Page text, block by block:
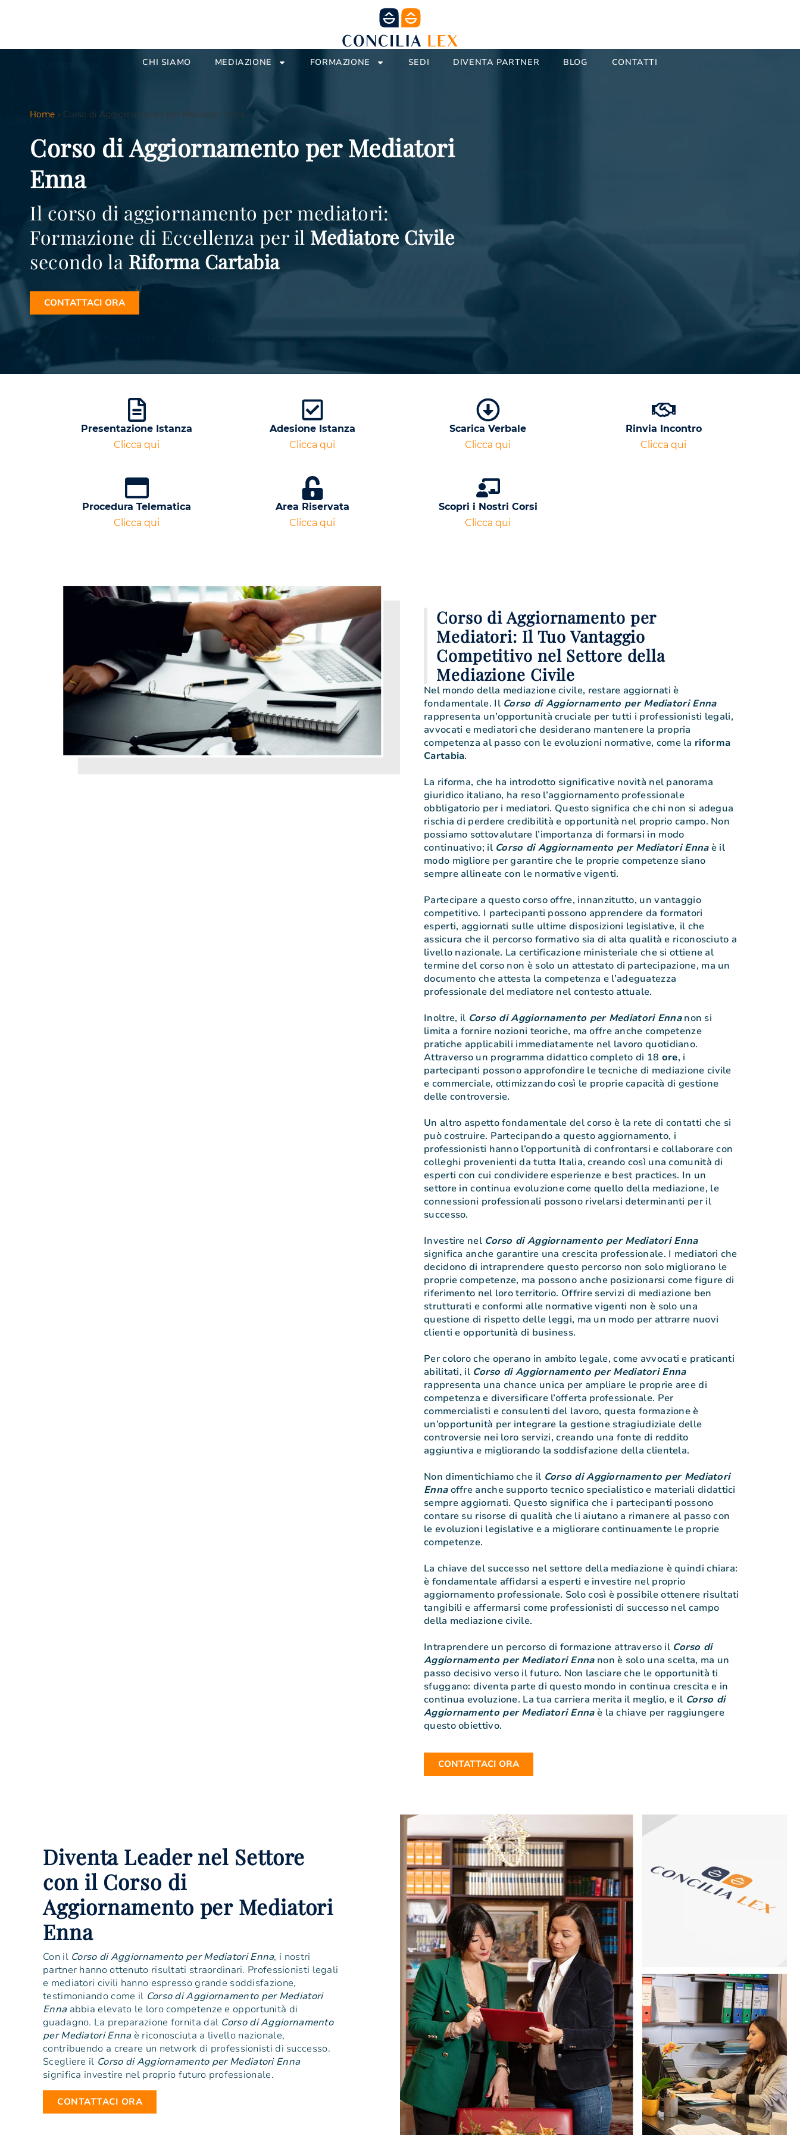
CHI SIAMO MEDIAZIONE FORMAZIONE SEDI DIVENTA PARTNER BLOG CONTATTI
Home » Corso di Aggiornamento per Mediatori Enna
Corso di Aggiornamento per Mediatori
Enna
Il corso di aggiornamento per mediatori:
Formazione di Eccellenza per il Mediatore Civile
secondo la Riforma Cartabia
CONTATTACI ORA
Presentazione Istanza
Clicca qui
Adesione Istanza
Clicca qui
Scarica Verbale
Clicca qui
Rinvia Incontro
Clicca qui
Procedura Telematica
Clicca qui
Area Riservata
Clicca qui
Scopri i Nostri Corsi
Clicca qui
Corso di Aggiornamento per
Mediatori: Il Tuo Vantaggio
Competitivo nel Settore della
Mediazione Civile
Nel mondo della mediazione civile, restare aggiornati è
fondamentale. Il Corso di Aggiornamento per Mediatori Enna
rappresenta un’opportunità cruciale per tutti i professionisti legali,
avvocati e mediatori che desiderano mantenere la propria
competenza al passo con le evoluzioni normative, come la riforma
Cartabia.
La riforma, che ha introdotto significative novità nel panorama
giuridico italiano, ha reso l’aggiornamento professionale
obbligatorio per i mediatori. Questo significa che chi non si adegua
rischia di perdere credibilità e opportunità nel proprio campo. Non
possiamo sottovalutare l’importanza di formarsi in modo
continuativo; il Corso di Aggiornamento per Mediatori Ennaè il
modo migliore per garantire che le proprie competenze siano
sempre allineate con le normative vigenti.
Partecipare a questo corso offre, innanzitutto, un vantaggio
competitivo. I partecipanti possono apprendere da formatori
esperti, aggiornati sulle ultime disposizioni legislative, il che
assicura che il percorso formativo sia di alta qualità e riconosciuto a
livello nazionale. La certificazione ministeriale che si ottiene al
termine del corso non è solo un attestato di partecipazione, ma un
documento che attesta la competenza e l’adeguatezza
professionale del mediatore nel contesto attuale.
Inoltre, il Corso di Aggiornamento per Mediatori Ennanon si
limita a fornire nozioni teoriche, ma offre anche competenze
pratiche applicabili immediatamente nel lavoro quotidiano.
Attraverso un programma didattico completo di 18 ore, i
partecipanti possono approfondire le tecniche di mediazione civile
e commerciale, ottimizzando così le proprie capacità di gestione
delle controversie.
Un altro aspetto fondamentale del corso è la rete di contatti che si
può costruire. Partecipando a questo aggiornamento, i
professionisti hanno l’opportunità di confrontarsi e collaborare con
colleghi provenienti da tutta Italia, creando così una comunità di
esperti con cui condividere esperienze e best practices. In un
settore in continua evoluzione come quello della mediazione, le
connessioni professionali possono rivelarsi determinanti per il
successo.
Investire nel Corso di Aggiornamento per Mediatori Enna
significa anche garantire una crescita professionale. I mediatori che
decidono di intraprendere questo percorso non solo migliorano le
proprie competenze, ma possono anche posizionarsi come figure di
riferimento nel loro territorio. Offrire servizi di mediazione ben
strutturati e conformi alle normative vigenti non è solo una
questione di rispetto delle leggi, ma un modo per attrarre nuovi
clienti e opportunità di business.
Per coloro che operano in ambito legale, come avvocati e praticanti
abilitati, il Corso di Aggiornamento per Mediatori Enna
rappresenta una chance unica per ampliare le proprie aree di
competenza e diversificare l’offerta professionale. Per
commercialisti e consulenti del lavoro, questa formazione è
un’opportunità per integrare la gestione stragiudiziale delle
controversie nei loro servizi, creando una fonte di reddito
aggiuntiva e migliorando la soddisfazione della clientela.
Non dimentichiamo che il Corso di Aggiornamento per Mediatori
Ennaoffre anche supporto tecnico specialistico e materiali didattici
sempre aggiornati. Questo significa che i partecipanti possono
contare su risorse di qualità che li aiutano a rimanere al passo con
le evoluzioni legislative e a migliorare continuamente le proprie
competenze.
La chiave del successo nel settore della mediazione è quindi chiara:
è fondamentale affidarsi a esperti e investire nel proprio
aggiornamento professionale. Solo così è possibile ottenere risultati
tangibili e affermarsi come professionisti di successo nel campo
della mediazione civile.
Intraprendere un percorso di formazione attraverso il Corso di
Aggiornamento per Mediatori Ennanon è solo una scelta, ma un
passo decisivo verso il futuro. Non lasciare che le opportunità ti
sfuggano: diventa parte di questo mondo in continua crescita e in
continua evoluzione. La tua carriera merita il meglio, e il Corso di
Aggiornamento per Mediatori Ennaè la chiave per raggiungere
questo obiettivo.
CONTATTACI ORA
Diventa Leader nel Settore
con il Corso di
Aggiornamento per Mediatori
Enna
Con il Corso di Aggiornamento per Mediatori Enna, i nostri
partner hanno ottenuto risultati straordinari. Professionisti legali
e mediatori civili hanno espresso grande soddisfazione,
testimoniando come il Corso di Aggiornamento per Mediatori
Enna abbia elevato le loro competenze e opportunità di
guadagno. La preparazione fornita dal Corso di Aggiornamento
per Mediatori Enna è riconosciuta a livello nazionale,
contribuendo a creare un network di professionisti di successo.
Scegliere il Corso di Aggiornamento per Mediatori Enna
significa investire nel proprio futuro professionale.
CONTATTACI ORA